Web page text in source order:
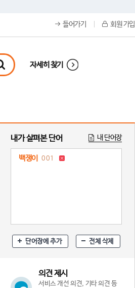
들어가기 회원 가입
자세히 찾기
내가 살펴본 단어 내 단어장
백쟁이 001
단어장에 추가 전체 삭제
의견 제시
서비스 개선 의견, 기타 의견 등